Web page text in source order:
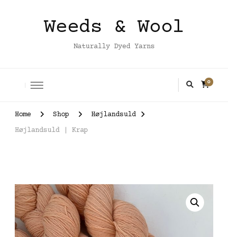
Weeds & Wool
Naturally Dyed Yarns
0
Home Shop
Højlandsuld
Højlandsuld | Krap